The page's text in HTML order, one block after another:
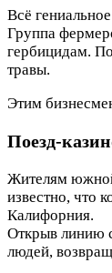
Всё
Группа
гербицидам.
травы.
Этим
Поезд-
Жителям южной
известно, что
Калифорния.
Открыв линию
людей,